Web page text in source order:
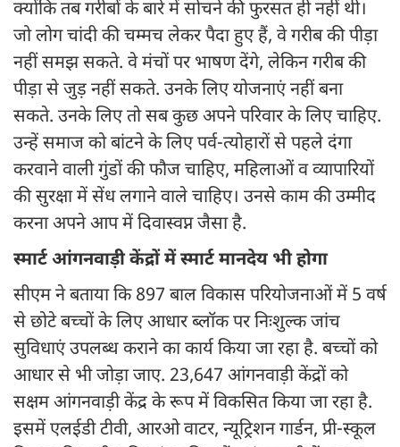
क्योंकि तब गरीबों के बारे में सोचने की फुरसत ही नहीं थी।
जो लोग चांदी की चम्मच लेकर पैदा हुए हैं, वे गरीब की पीड़ा
नहीं समझ सकते. वे मंचों पर भाषण देंगे, लेकिन गरीब की
पीड़ा से जुड़ नहीं सकते. उनके लिए योजनाएं नहीं बना
सकते. उनके लिए तो सब कुछ अपने परिवार के लिए चाहिए.
उन्हें समाज को बांटने के लिए पर्व-त्योहारों से पहले दंगा
करवाने वाली गुंडों की फौज चाहिए, महिलाओं व व्यापारियों
की सुरक्षा में सेंध लगाने वाले चाहिए। उनसे काम की उम्मीद
करना अपने आप में दिवास्वप्न जैसा है.
स्मार्ट आंगनवाड़ी केंद्रों में स्मार्ट मानदेय भी होगा
सीएम ने बताया कि 897 बाल विकास परियोजनाओं में 5 वर्ष
से छोटे बच्चों के लिए आधार ब्लॉक पर निःशुल्क जांच
सुविधाएं उपलब्ध कराने का कार्य किया जा रहा है. बच्चों को
आधार से भी जोड़ा जाए. 23,647 आंगनवाड़ी केंद्रों को
सक्षम आंगनवाड़ी केंद्र के रूप में विकसित किया जा रहा है.
इसमें एलईडी टीवी, आरओ वाटर, न्यूट्रिशन गार्डन, प्री-स्कूल